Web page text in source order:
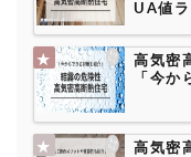
UA値
高気密
「今か
高気密